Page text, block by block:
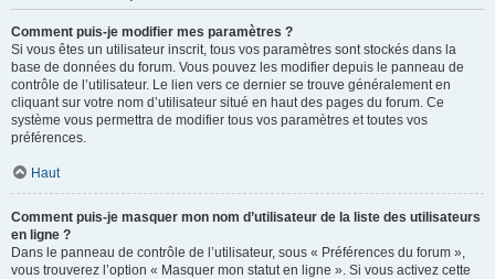
Comment puis-je modifier mes paramètres ?
Si vous êtes un utilisateur inscrit, tous vos paramètres sont stockés dans la
base de données du forum. Vous pouvez les modifier depuis le panneau de
contrôle de l’utilisateur. Le lien vers ce dernier se trouve généralement en
cliquant sur votre nom d’utilisateur situé en haut des pages du forum. Ce
système vous permettra de modifier tous vos paramètres et toutes vos
préférences.
Haut
Comment puis-je masquer mon nom d’utilisateur de la liste des utilisateurs
en ligne ?
Dans le panneau de contrôle de l’utilisateur, sous « Préférences du forum »,
vous trouverez l’option « Masquer mon statut en ligne ». Si vous activez cette